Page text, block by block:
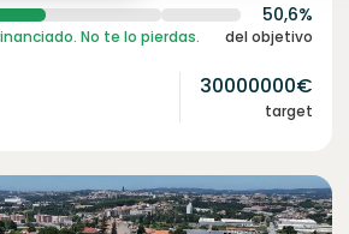
50,6%
No te lo pierdas. del objetivo
30000000€
target